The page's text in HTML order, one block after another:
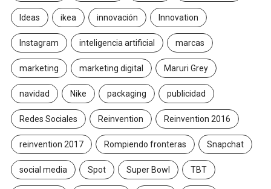
Ideas ikea innovación Innovation
Instagram inteligencia artificial marcas
marketing marketing digital Maruri Grey
navidad Nike packaging publicidad
Redes Sociales Reinvention Reinvention 2016
reinvention 2017 Rompiendo fronteras Snapchat
social media Spot Super Bowl TBT